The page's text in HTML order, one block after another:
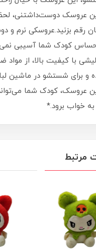
عروسک دوست‌داشتنی،
رقم بزنید.عروسکی نرم
کودک شما آسیبی
با کیفیت بالا، از
و برای شستشو در ماشین
عروسک، کودک شما
به خواب برود.*
مرتبط